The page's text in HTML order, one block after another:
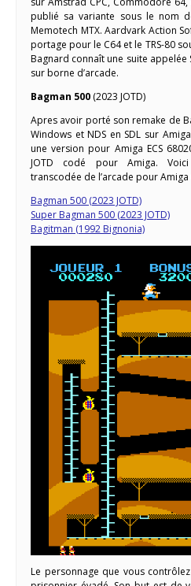
publié sa variante sous le nom
Memotech MTX. Aardvark Action
portage pour le C64 et le TRS-80
Bagnard connaît une suite appelée
sur borne d’arcade.
Bagman 500 (2023 JOTD)
Apres avoir porté son remake de
Windows et NDS en SDL sur
une version pour Amiga ECS
JOTD codé pour Amiga.
transcodée de l’arcade pour Amiga
Bagman 500 (2023 JOTD)
Super Bagman 500 (2023 JOTD)
Bagitman (1992 Bignonia)
Le personnage que vous